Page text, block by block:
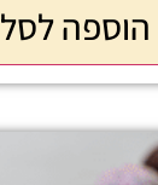
הוספה לסל